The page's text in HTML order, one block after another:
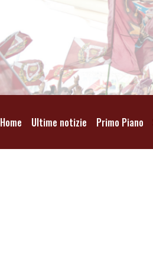
Home Ultime notizie Primo Piano